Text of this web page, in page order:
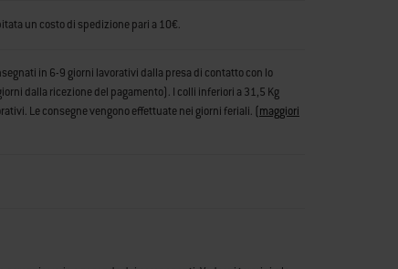
un costo di spedizione pari a 10€.
in 6-9 giorni lavorativi dalla presa di contatto con lo
dalla ricezione del pagamento). I colli inferiori a 31,5 Kg
Le consegne vengono effettuate nei giorni feriali. (maggiori